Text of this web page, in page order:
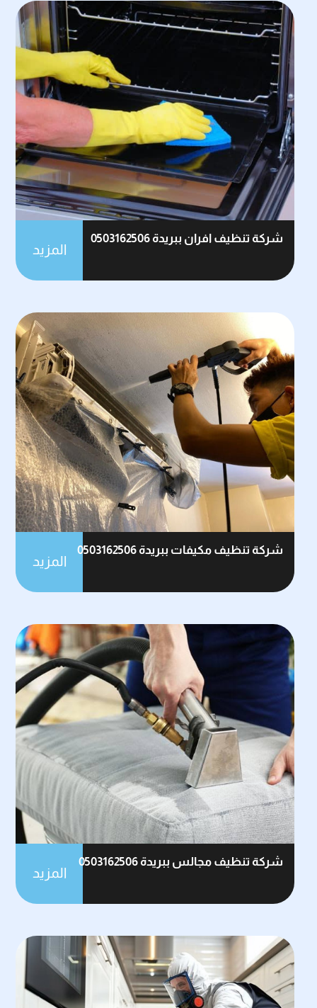
شركة تنظيف افران ببريدة 0503162506
المزيد
شركة تنظيف مكيفات ببريدة 0503162506
المزيد
شركة تنظيف مجالس ببريدة 0503162506
المزيد